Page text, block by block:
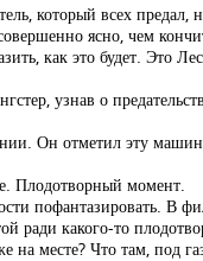
который всех
ясно, чем
как это будет.
узнав о
Он отметил эту
Плодотворный момент.
пофантазировать. В
ради какого-то
на месте? Что там, под